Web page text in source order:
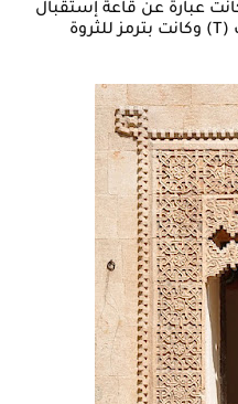
عبارة عن قاعة إستقبال
ضمّت تلت إيوانات على شكل حرف (T) وكانت بترمز للثروة